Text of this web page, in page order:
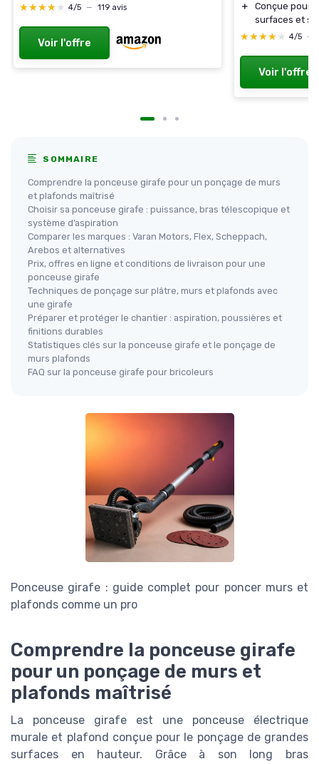
★★★★★
★★★★★ 4/5 — 119 avis
Voir l'offre
＋
Conçue pour
surfaces et
★★★★★
★★★★★ 4/5 —
Voir l'offre
SOMMAIRE
Comprendre la ponceuse girafe pour un ponçage de murs
et plafonds maîtrisé
Choisir sa ponceuse girafe : puissance, bras télescopique et
système d’aspiration
Comparer les marques : Varan Motors, Flex, Scheppach,
Arebos et alternatives
Prix, offres en ligne et conditions de livraison pour une
ponceuse girafe
Techniques de ponçage sur plâtre, murs et plafonds avec
une girafe
Préparer et protéger le chantier : aspiration, poussières et
finitions durables
Statistiques clés sur la ponceuse girafe et le ponçage de
murs plafonds
FAQ sur la ponceuse girafe pour bricoleurs
Ponceuse girafe : guide complet pour poncer murs et
plafonds comme un pro
Comprendre la ponceuse girafe
pour un ponçage de murs et
plafonds maîtrisé
La ponceuse girafe est une ponceuse électrique
murale et plafond conçue pour le ponçage de grandes
surfaces en hauteur. Grâce à son long bras